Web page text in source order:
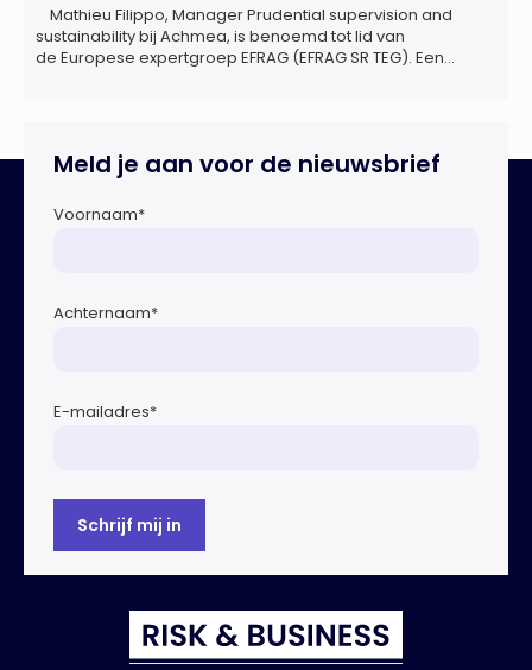
Mathieu Filippo, Manager Prudential supervision and
sustainability bij Achmea, is benoemd tot lid van
de Europese expertgroep EFRAG (EFRAG SR TEG). Een
Europese Commissie bij het ontwikkelen van […]
Meld je aan voor de nieuwsbrief
Voornaam*
Achternaam*
E-mailadres*